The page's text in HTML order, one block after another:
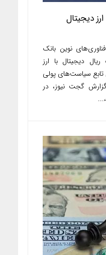
دیجیتال
نوین بانک
دیجیتال با ارز
تابع سیاست‌های پولی
گجت نیوز، در